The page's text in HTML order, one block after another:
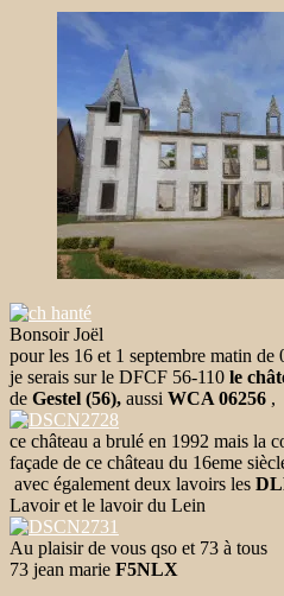
Bonsoir Joël
pour les 16 et 1 septembre matin de
je serais sur le DFCF 56-110 le
de Gestel (56), aussi WCA 06256 ,
ce château a brulé en 1992 mais la
façade de ce château du 16eme
avec également deux lavoirs les
Lavoir et le lavoir du Lein
Au plaisir de vous qso et 73 à tous
73 jean marie F5NLX